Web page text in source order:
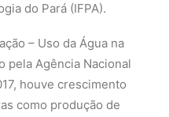
do Pará (IFPA).
– Uso da Água na
pela Agência Nacional
houve crescimento
como produção de